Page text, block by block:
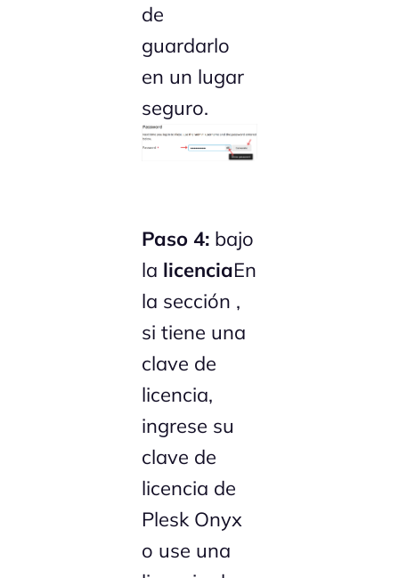
de
guardarlo
en un lugar
seguro.
Paso 4: bajo
la licenciaEn
la sección ,
si tiene una
clave de
licencia,
ingrese su
clave de
licencia de
Plesk Onyx
o use una